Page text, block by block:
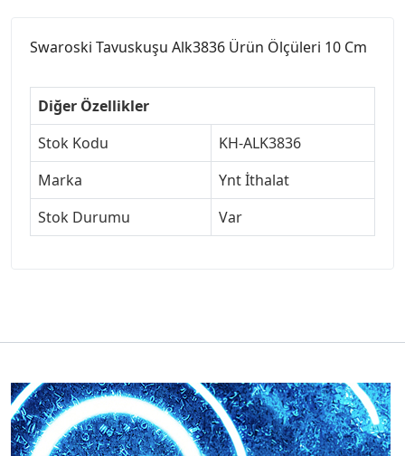
Swaroski Tavuskuşu Alk3836 Ürün Ölçüleri 10 Cm
Diğer Özellikler
Stok Kodu
KH-ALK3836
Marka
Ynt İthalat
Stok Durumu
Var